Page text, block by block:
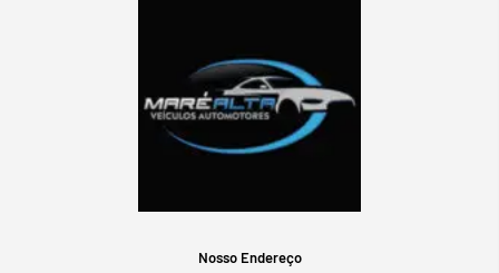
Nosso Endereço